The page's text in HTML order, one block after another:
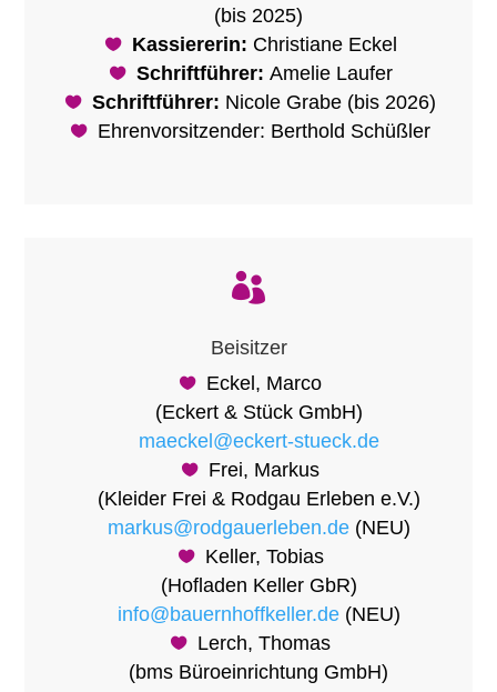
(bis 2025)
Kassiererin: Christiane Eckel
Schriftführer: Amelie Laufer
Schriftführer: Nicole Grabe (bis 2026)
Ehrenvorsitzender: Berthold Schüßler

Beisitzer
Eckel, Marco
(Eckert & Stück GmbH)
maeckel@eckert-stueck.de
Frei, Markus
(Kleider Frei & Rodgau Erleben e.V.)
markus@rodgauerleben.de(NEU)
Keller, Tobias
(Hofladen Keller GbR)
info@bauernhoffkeller.de(NEU)
Lerch, Thomas
(bms Büroeinrichtung GmbH)